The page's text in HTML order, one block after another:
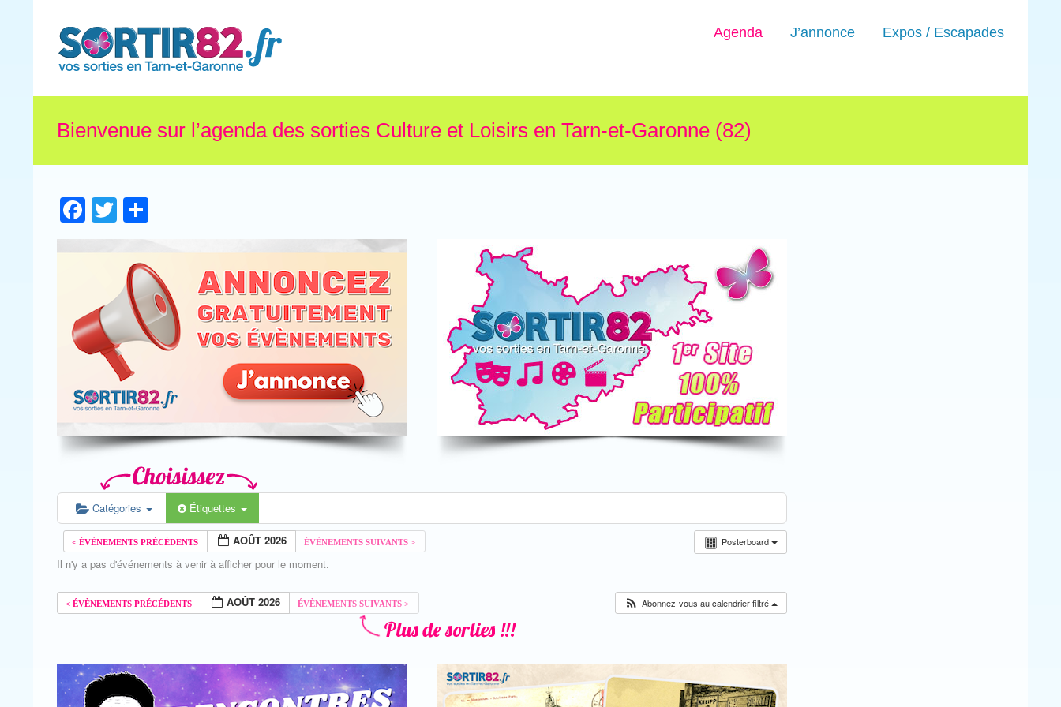
Agenda J’annonce Expos / Escapades
Bienvenue sur l’agenda des sorties Culture et Loisirs en Tarn-et-Garonne (82)
Facebook
Twitter
Catégories Étiquettes
Posterboard
AOÛT 2026
Il n'y a pas d'événements à venir à afficher pour le moment.
AOÛT 2026 Abonnez-vous au calendrier filtré